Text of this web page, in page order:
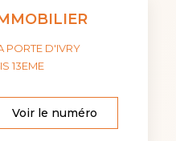
PORTE D'IVRY
13EME
Voir le numéro